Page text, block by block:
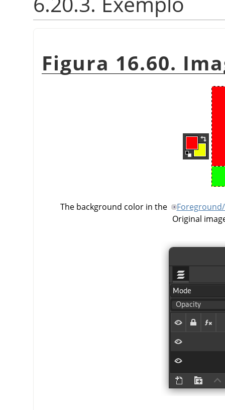
Figura 16.60.
The background color in the
Original